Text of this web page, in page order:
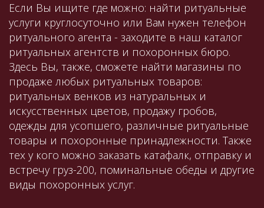
Если Вы ищите где можно: найти ритуальные
услуги круглосуточно или Вам нужен телефон
ритуального агента - заходите в наш каталог
ритуальных агентств и похоронных бюро.
Здесь Вы, также, сможете найти магазины по
продаже любых ритуальных товаров:
ритуальных венков из натуральных и
искусственных цветов, продажу гробов,
одежды для усопшего, различные ритуальные
товары и похоронные принадлежности. Также
тех у кого можно заказать катафалк, отправку и
встречу груз-200, поминальные обеды и другие
виды похоронных услуг.